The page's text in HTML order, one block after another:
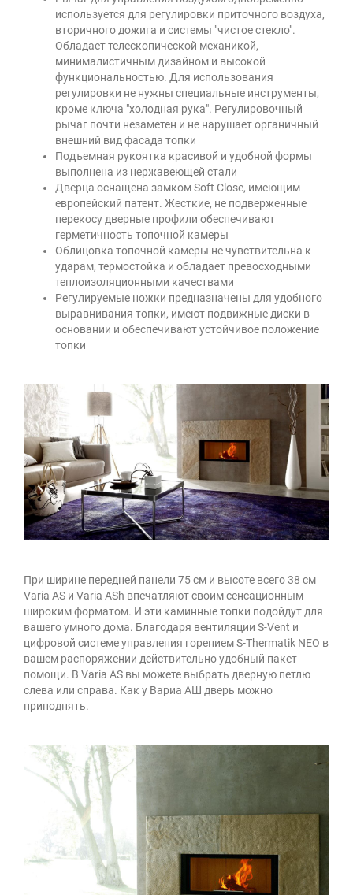
используется для регулировки приточного воздуха,
вторичного дожига и системы "чистое стекло".
Обладает телескопической механикой,
минималистичным дизайном и высокой
функциональностью. Для использования
регулировки не нужны специальные инструменты,
кроме ключа "холодная рука". Регулировочный
рычаг почти незаметен и не нарушает органичный
внешний вид фасада топки
Подъемная рукоятка красивой и удобной формы
выполнена из нержавеющей стали
Дверца оснащена замком Soft Close, имеющим
европейский патент. Жесткие, не подверженные
перекосу дверные профили обеспечивают
герметичность топочной камеры
Облицовка топочной камеры не чувствительна к
ударам, термостойка и обладает превосходными
теплоизоляционными качествами
Регулируемые ножки предназначены для удобного
выравнивания топки, имеют подвижные диски в
основании и обеспечивают устойчивое положение
топки
При ширине передней панели 75 см и высоте всего 38 см
Varia AS и Varia ASh впечатляют своим сенсационным
широким форматом. И эти каминные топки подойдут для
вашего умного дома. Благодаря вентиляции S-Vent и
цифровой системе управления горением S-Thermatik NEO в
вашем распоряжении действительно удобный пакет
помощи. В Varia AS вы можете выбрать дверную петлю
слева или справа. Как у Вариа АШ дверь можно
приподнять.